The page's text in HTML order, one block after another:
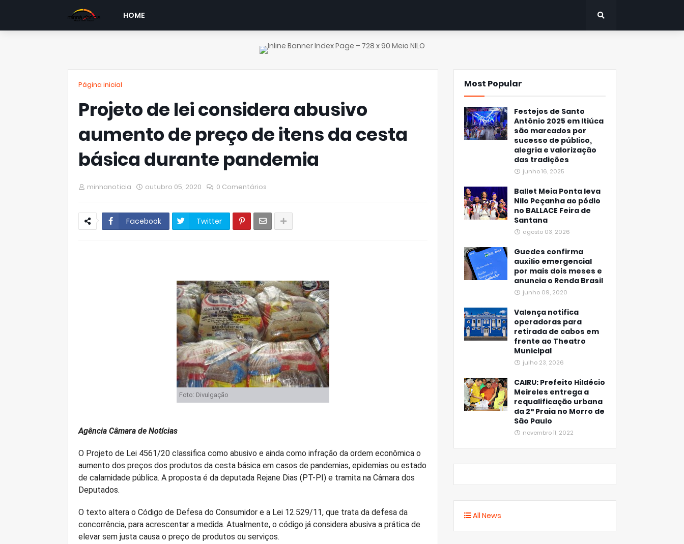
HOME
Página inicial
Projeto de lei considera abusivo
aumento de preço de itens da cesta
básica durante pandemia
minhanoticia outubro 05, 2020 0 Comentários
Facebook Twitter
Foto: Divulgação
Agência Câmara de Notícias
O Projeto de Lei 4561/20 classifica como abusivo e ainda como infração da ordem econômica o
aumento dos preços dos produtos da cesta básica em casos de pandemias, epidemias ou estado
de calamidade pública. A proposta é da deputada Rejane Dias (PT-PI) e tramita na Câmara dos
Deputados.
O texto altera o Código de Defesa do Consumidor e a Lei 12.529/11, que trata da defesa da
concorrência, para acrescentar a medida. Atualmente, o código já considera abusiva a prática de
elevar sem justa causa o preço de produtos ou serviços.
Most Popular
Festejos de Santo
Antônio 2025 em Itiúca
são marcados por
sucesso de público,
alegria e valorização
das tradições
junho 16, 2025
Ballet Meia Ponta leva
Nilo Peçanha ao pódio
no BALLACE Feira de
Santana
agosto 03, 2026
Guedes confirma
auxílio emergencial
por mais dois meses e
anuncia o Renda Brasil
junho 09, 2020
Valença notifica
operadoras para
retirada de cabos em
frente ao Theatro
Municipal
julho 23, 2026
CAIRU: Prefeito Hildécio
Meireles entrega a
requalificação urbana
da 2ª Praia no Morro de
São Paulo
novembro 11, 2022
All News